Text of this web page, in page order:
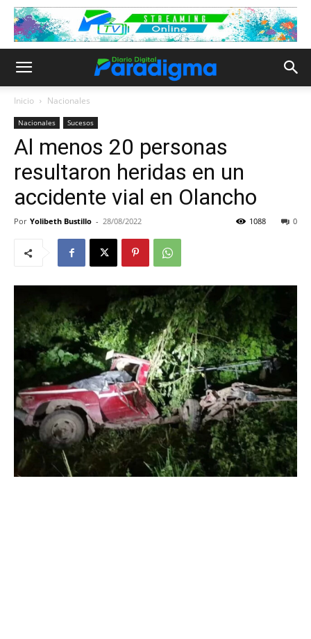
Inicio Nacionales
Nacionales Sucesos
Al menos 20 personas
resultaron heridas en un
accidente vial en Olancho
Por Yolibeth Bustillo - 28/08/2022 0
1088